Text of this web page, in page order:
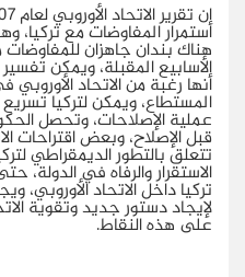
استمرار المفاوضات مع
هناك بندان جاهزان
الأسابيع المقبلة، ويمكن
أنها رغبة من الاتحاد
المستطاع، ويمكن لتركيا
عملية الإصلاحات، وتحصل
قبل الإصلاح، وبعض اقتراحات
تتعلق بالتطور الديمقراطي
الاستقرار والرفاه في الدولة،
تركيا داخل الاتحاد الأوروبي،
لإيجاد دستور جديد وتقوية
على هذه النقاط.